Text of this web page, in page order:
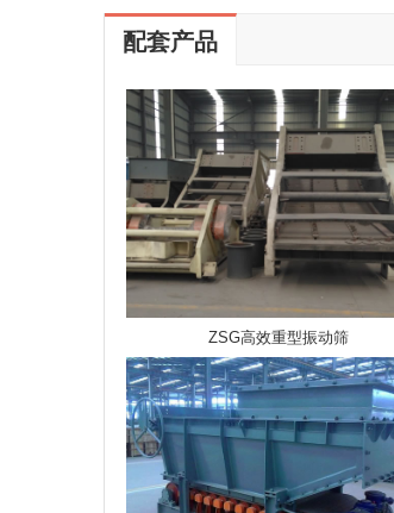
配套产品
ZSG高效重型振动筛